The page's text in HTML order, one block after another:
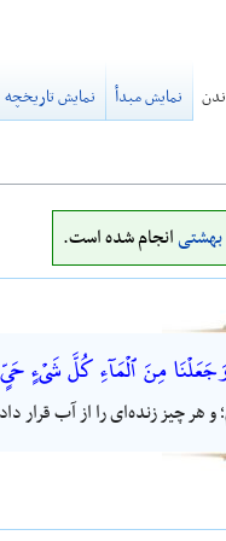
بهشتیانجام شده است.
مِنَ ٱلْمَآءِ كُلَّ شَىْءٍ
و هر چیز زنده‌ای را از آب قرار
نمایش مبدأ نمایش تاریخچه